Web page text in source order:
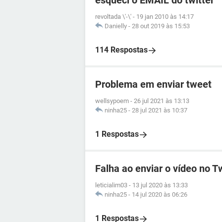
revoltada \'-\' - 19 jan 2010 às 14:17
Danielly - 28 out 2019 às 15:53
114 Respostas
Problema em enviar tweet
wellsypoem - 26 jul 2021 às 13:13
ninha25 - 28 jul 2021 às 10:37
1 Respostas
Falha ao enviar o vídeo no
leticialim03 - 13 jul 2020 às 13:33
ninha25 - 14 jul 2020 às 06:26
1 Respostas